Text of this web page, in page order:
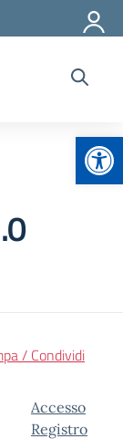
/ Condividi
Accesso
Registro